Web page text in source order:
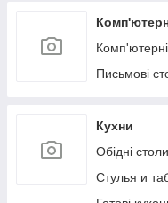
Письмові
Кухни
Обідні столи
Стулья и